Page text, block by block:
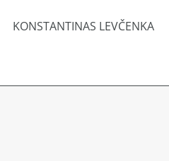
KONSTANTINAS LEVČENKA